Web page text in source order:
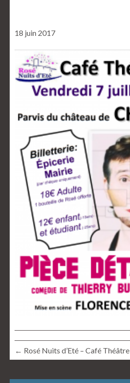
18 juin 2017
← Rosé Nuits d’Eté – Café Théâtre